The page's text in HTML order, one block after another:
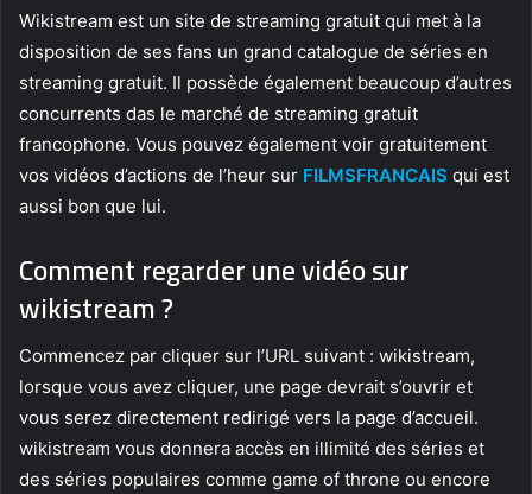
Wikistream est un site de streaming gratuit qui met à la
disposition de ses fans un grand catalogue de séries en
streaming gratuit. Il possède également beaucoup d’autres
concurrents das le marché de streaming gratuit
francophone. Vous pouvez également voir gratuitement
vos vidéos d’actions de l’heur sur FILMSFRANCAIS qui est
aussi bon que lui.
Comment regarder une vidéo sur
wikistream ?
Commencez par cliquer sur l’URL suivant : wikistream,
lorsque vous avez cliquer, une page devrait s’ouvrir et
vous serez directement redirigé vers la page d’accueil.
wikistream vous donnera accès en illimité des séries et
des séries populaires comme game of throne ou encore